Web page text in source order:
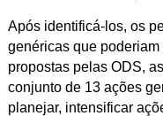
Após identificá-los, os
genéricas que
propostas pelas ODS,
conjunto de 13 ações
planejar, intensificar